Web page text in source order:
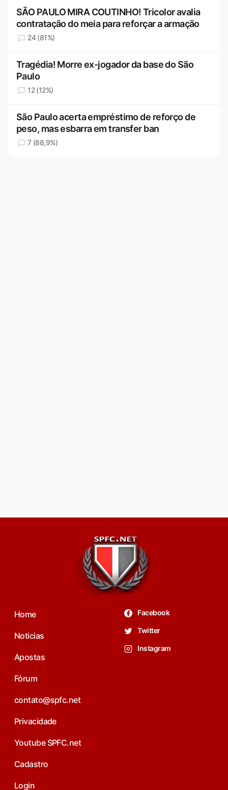
SÃO PAULO MIRA COUTINHO! Tricolor avalia
contratação do meia para reforçar a armação
24 (81%)
Tragédia! Morre ex-jogador da base do São
Paulo
12 (12%)
São Paulo acerta empréstimo de reforço de
peso, mas esbarra em transfer ban
7 (88,9%)
Home
Noticias
Apostas
Fórum
contato@spfc.net
Privacidade
Youtube SPFC.net
Cadastro
Login
Facebook
Twitter
Instagram